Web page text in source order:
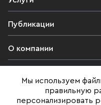
Публикации
О компании
Юридическая
Мы используем
правильную
персонализировать